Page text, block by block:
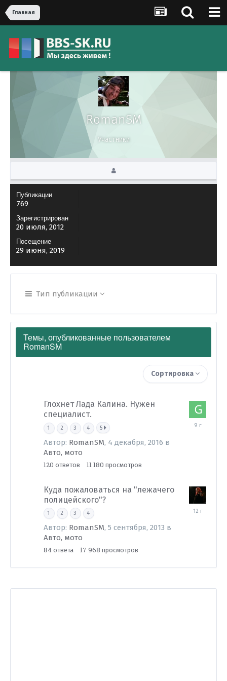
Главная
RomanSM
Участники
Публикации
769
Зарегистрирован
20 июля, 2012
Посещение
29 июня, 2019
Тип публикации
Темы, опубликованные пользователем
RomanSM
Сортировка
Глохнет Лада Калина. Нужен
специалист.
1 2 3 4 5
Автор: RomanSM, 4 декабря, 2016 в
Авто, мото
120 ответов 11 180 просмотров
Куда пожаловаться на "лежачего
полицейского"?
1 2 3 4
Автор: RomanSM, 5 сентября, 2013 в
Авто, мото
84 ответа 17 968 просмотров
23